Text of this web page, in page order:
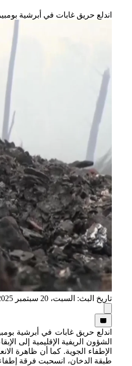
اندلع حريق غابات في أبرشية بومبيرو التابعة لبلدية بانتون
تاريخ البث: السبت، 20 سبتمبر 2025
الإطفاء الجوية. كما أن ظاهرة
طبقة الدخان، انسحبت فرقة